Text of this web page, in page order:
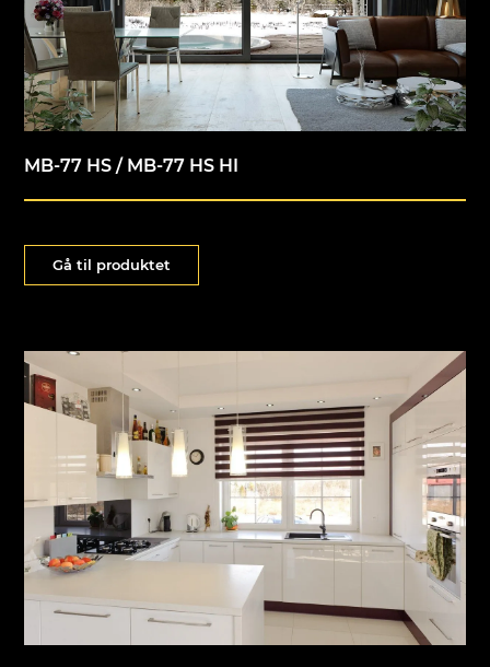
MB-77 HS / MB-77 HS HI
Gå til produktet